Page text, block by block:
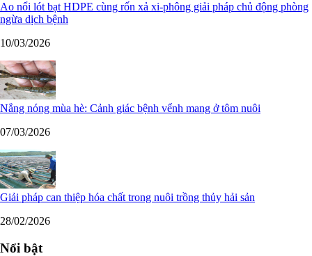
Ao nổi lót bạt HDPE cùng rốn xả xi-phông giải pháp chủ động phòng
ngừa dịch bệnh
10/03/2026
Nắng nóng mùa hè: Cảnh giác bệnh vểnh mang ở tôm nuôi
07/03/2026
Giải pháp can thiệp hóa chất trong nuôi trồng thủy hải sản
28/02/2026
Nổi bật